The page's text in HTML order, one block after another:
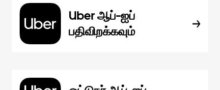
Uber ஆப்-ஐப்
பதிவிறக்கவும்